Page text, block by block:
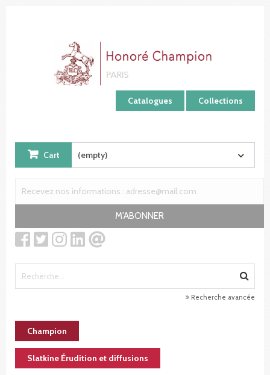
Catalogues Collections
Cart (empty)
M'ABONNER
Recherche avancée
Champion
Slatkine Érudition et diffusions